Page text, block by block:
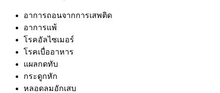
อาการถอนจากการเสพติด
อาการแพ้
โรคอัลไซเมอร์
โรคเบื่ออาหาร
แผลกดทับ
กระดูกหัก
หลอดลมอักเสบ